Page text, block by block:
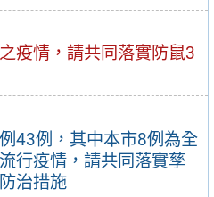
疫情，請共同落實防鼠3
43例，其中本市8例為全
行疫情，請共同落實孳
治措施